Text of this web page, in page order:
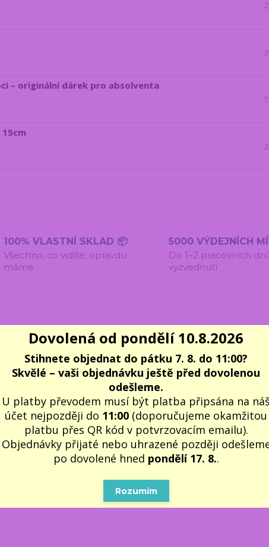
– originální dárek pro absolventa
100% VLASTNÍ SKLAD 📦
Všechno, co vidíte, opravdu
máme
5000 VÝDEJNÍCH
Do 1–2 pracovních
vyzvednutí
Inspirace na další dárky
učitelky a školní tabulea nápis na hrnku:Najlepšia učiteľka
pěkným dárkem pro ženu učitelku nejen k narozeninám nebo ke
Dovolená od pondělí 10.8.2026
Stihnete objednat do pátku 7. 8. do 11:00?
Skvělé – vaši objednávku ještě před dovolenou
odešleme.
U platby převodem musí být platba připsána na
účet nejpozději do 11:00 (doporučujeme okamžitou
platbu přes QR kód v potvrzovacím emailu).
Objednávky přijaté nebo uhrazené později
po dovolené hned pondělí 17. 8..
Rozumím